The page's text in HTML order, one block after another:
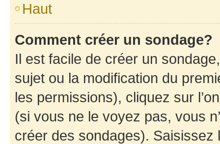
Haut
Comment créer un sondage?
Il est facile de créer un
sujet ou la modification du
les permissions), cliquez sur
(si vous ne le voyez pas, vous
créer des sondages).